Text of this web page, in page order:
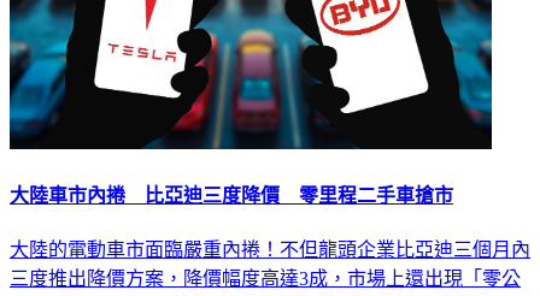
大陸車市內捲 比亞迪三度降價 零里程二手車搶市
大陸的電動車市面臨嚴重內捲！不但龍頭企業比亞迪三個月內
三度推出降價方案，降價幅度高達3成，市場上還出現「零公